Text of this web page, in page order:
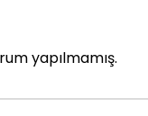
yapılmamış.